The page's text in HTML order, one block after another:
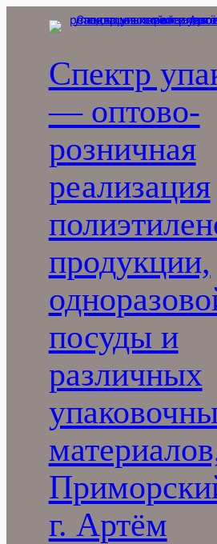
Перейти
Спектр
— оптово-
розничная
реализация
продукции,
посуды и
различных
г. Артём